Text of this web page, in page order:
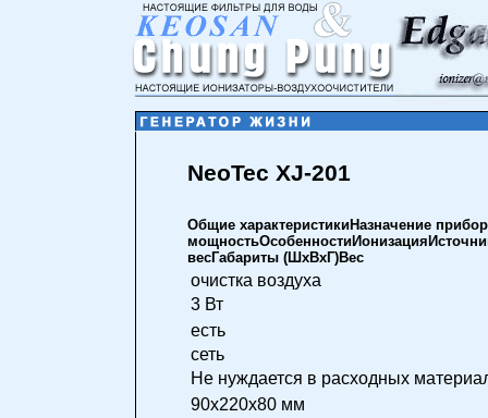
NeoTec XJ-201
Общие характеристикиНазначение
весГабариты (ШхВхГ)Вес
очистка воздуха
3 Вт
есть
сеть
Не нуждается в расходных
90x220x80 мм